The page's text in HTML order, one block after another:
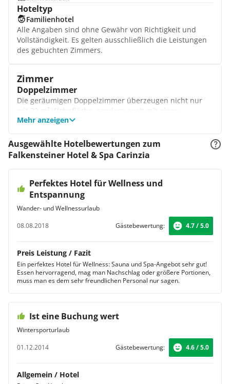
Hoteltyp
Familienhotel
Alle Angaben sind ohne Gewähr von Richtigkeit und
Vollständigkeit. Es gelten ausschließlich die Leistungen
des gebuchten Zimmers.
Zimmer
Doppelzimmer
Die geräumigen Doppelzimmer überzeugen nicht nur
mit 32 m² Wohnfläche, sondern auch mit einer
geschmackvollen Einrichtung. Stilvolle Holzmöbel und
Wohlfühlen. Genießen Sie außerdem die tolle Aussicht
auf das Dorf oder die Berge.
separaten Wohnbereich, der nach erlebnisreichen
Tagen zum Entspannen einlädt. Vom schönen Balkon
aus genießen Sie die herrliche Aussicht auf das Dorf
Suite
Im Falkensteiner Hotel & Spa Carinzia erwarten Sie
glänzen. Wählen Sie zwischen der Classic und der
Emotion Suite, die über 2 Schlafzimmer verfügen, oder
auch der Spa Suite, die mit Whirlwanne zum Erholen
Mehr anzeigen
Ausgewählte Hotelbewertungen zum
Falkensteiner Hotel & Spa Carinzia
Perfektes Hotel für Wellness und
Entspannung
Wander- und Wellnessurlaub
08.08.2018
Gästebewertung: 4.7 / 5.0
Preis Leistung / Fazit
Ein perfektes Hotel für Wellness: Sauna und Spa-Angebot sehr gut!
Essen hervorragend, mag man Nachschlag oder größere Portionen,
muss man es dem sehr freundlichen Personal nur sagen.
Ist eine Buchung wert
Wintersporturlaub
01.12.2014
Gästebewertung: 4.6 / 5.0
Allgemein / Hotel